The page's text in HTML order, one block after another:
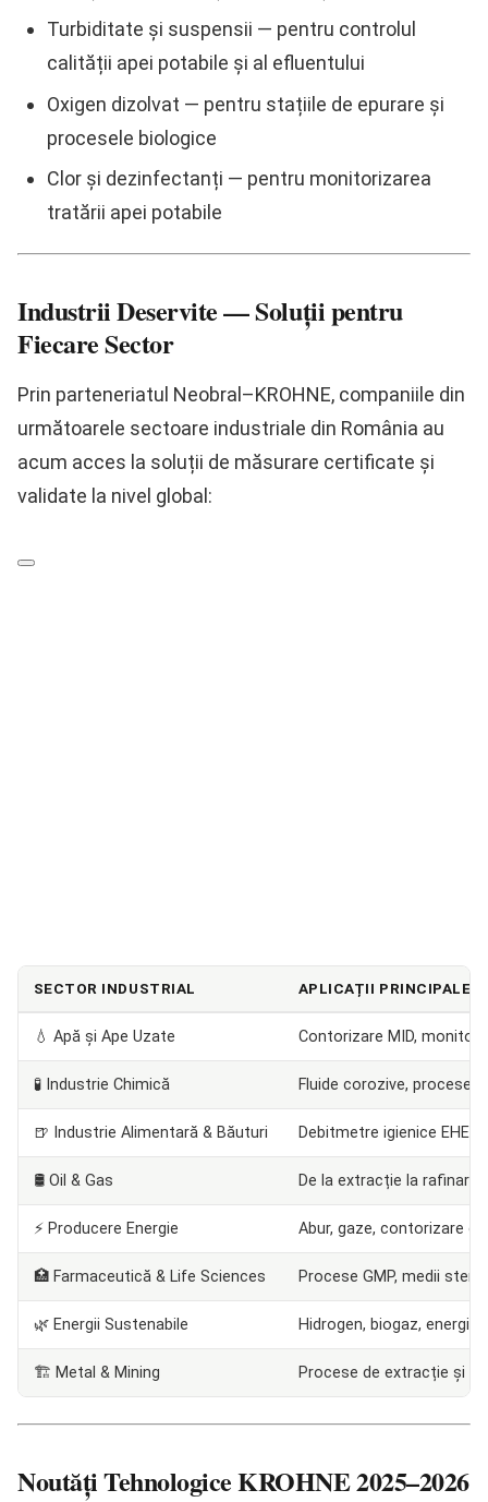
Turbiditate și suspensii — pentru controlul
calității apei potabile și al efluentului
Oxigen dizolvat — pentru stațiile de epurare și
procesele biologice
Clor și dezinfectanți — pentru monitorizarea
tratării apei potabile
Industrii Deservite — Soluții pentru
Fiecare Sector
Prin parteneriatul Neobral–KROHNE, companiile din
următoarele sectoare industriale din România au
acum acces la soluții de măsurare certificate și
validate la nivel global:
SECTOR INDUSTRIAL APLICAȚII PRINCIPALE
💧 Apă și Ape Uzate Contorizare MID,
🧪 Industrie Chimică Fluide corozive, procese
🍺 Industrie Alimentară & Băuturi Debitmetre igienice
🛢️ Oil & Gas De la extracție la
⚡ Producere Energie Abur, gaze, contorizare
🏥 Farmaceutică & Life Sciences Procese GMP, medii
🌿 Energii Sustenabile Hidrogen, biogaz, energie
🏗️ Metal & Mining Procese de extracție și
Noutăți Tehnologice KROHNE 2025–2026